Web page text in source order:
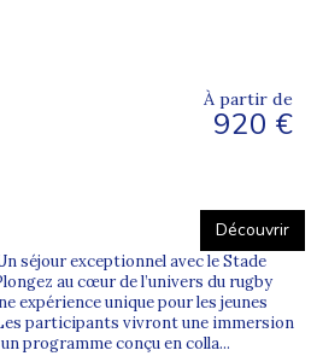
tous sont les bienvenus
des vacances scolaires pour
jeunes surfeurs.
Contacter
vous avez besoin de plus de
À partir de
920 €
Découvrir
séjour exceptionnel avec le Stade
au cœur de l’univers du rugby
expérience unique pour les jeunes
participants vivront une immersion
programme conçu en colla...